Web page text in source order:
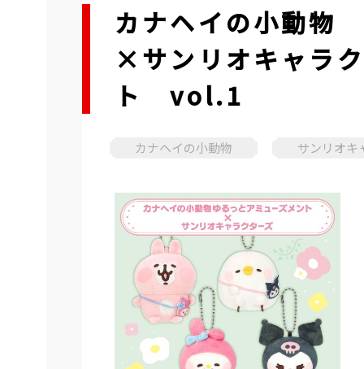
カナヘイの小動物
×サンリオキャラ
ト vol.1
カナヘイの小動物 サンリオキ